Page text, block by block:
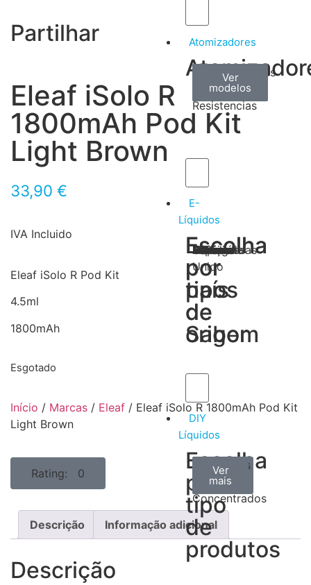
Atomizadores
Claromizadores
Ver
modelos
Reconstruíveis
Ver
modelos
Resistencias
Ver
modelos
E-
Líquidos
Escolha
por
tipos
de
Sabor
Tabaco
Frutas
Bebidas
Frescos
Sobremesas
Escolha
por
país
de
origem
Portugal
Alemanha
USA
Reino
Unido
Canadá
França
Malásia
Filipinas
Espanha
Polónia
Grécia
DIY
Líquidos
Escolha
por
tipo
de
produtos
Aromas
Concentrados
Ver
todos
Bases
Ver
mais
Accesorios
Ver
mais
Eleaf iSolo R
1800mAh Pod Kit
Light Brown
33,90 €
IVA Incluido
Eleaf iSolo R Pod Kit
4.5ml
1800mAh
Esgotado
Início / Marcas / Eleaf / Eleaf iSolo R 1800mAh Pod Kit
Light Brown
Rating: 0
Partilhar
Descrição Informação adicional
Descrição